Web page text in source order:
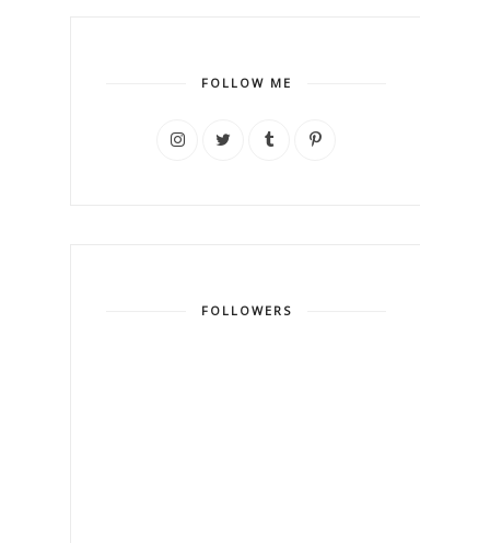
FOLLOW ME
FOLLOWERS